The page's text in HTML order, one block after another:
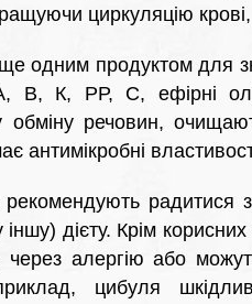
циркуляцію
одним продуктом для
В, К, РР, С, ефірні
речовин,
антимікробні
радитися
іншу) дієту. Крім
алергію або
цибуля